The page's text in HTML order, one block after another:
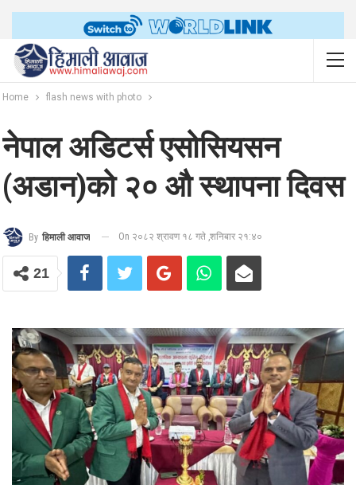
Home flash news with photo
नेपाल अडिटर्स एसोसियसन
(अडान)को २० औ स्थापना दिवस
By हिमाली आवाज On २०८२ श्रावण १८ गते ,शनिबार २१:४०
21